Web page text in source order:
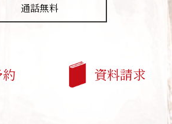
通話無料
資料請求